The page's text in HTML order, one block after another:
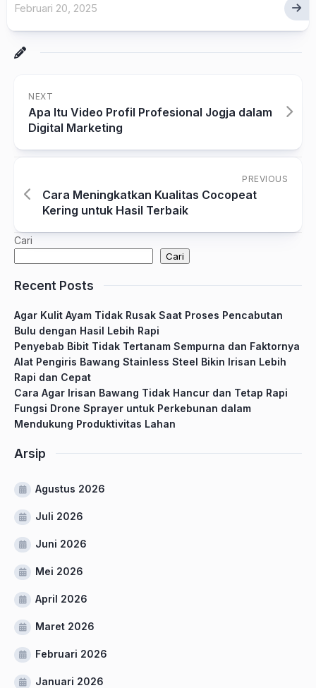
Februari 20, 2025
NEXT
Apa Itu Video Profil Profesional Jogja dalam
Digital Marketing
PREVIOUS
Cara Meningkatkan Kualitas Cocopeat
Kering untuk Hasil Terbaik
Cari
Cari
Recent Posts
Agar Kulit Ayam Tidak Rusak Saat Proses Pencabutan
Bulu dengan Hasil Lebih Rapi
Penyebab Bibit Tidak Tertanam Sempurna dan Faktornya
Alat Pengiris Bawang Stainless Steel Bikin Irisan Lebih
Rapi dan Cepat
Cara Agar Irisan Bawang Tidak Hancur dan Tetap Rapi
Fungsi Drone Sprayer untuk Perkebunan dalam
Mendukung Produktivitas Lahan
Arsip
Agustus 2026
Juli 2026
Juni 2026
Mei 2026
April 2026
Maret 2026
Februari 2026
Januari 2026